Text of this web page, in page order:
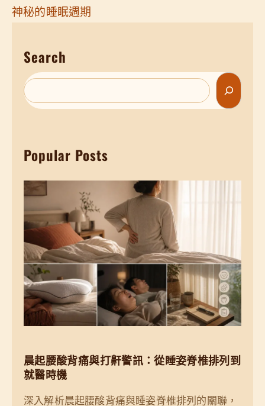
神秘的睡眠週期
Search
S
e
c
Popular Posts
晨起腰酸背痛與打鼾警訊：從睡姿脊椎排列到
就醫時機
深入解析晨起腰酸背痛與睡姿脊椎排列的關聯，